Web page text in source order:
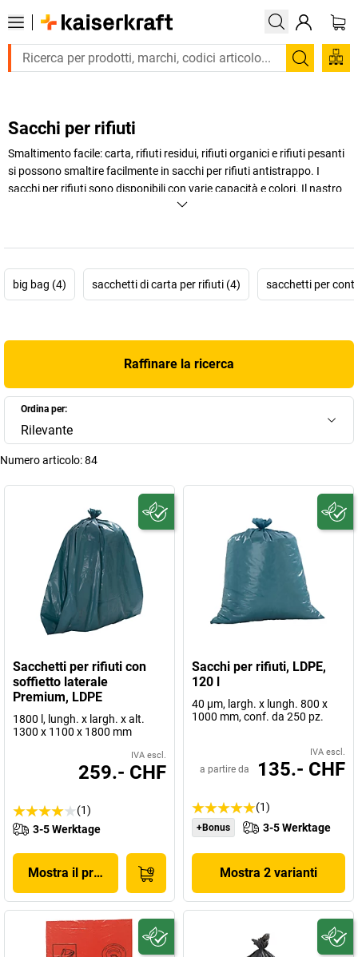
Trova
Sacchi per rifiuti
Smaltimento facile: carta, rifiuti residui, rifiuti organici e rifiuti pesanti
si possono smaltire facilmente in sacchi per rifiuti antistrappo. I
sacchi per rifiuti sono disponibili con varie capacità e colori. Il nastro
di chiusura e il supporto per sacchi rendono il sacco per rifiuti ancora
+Visualizza di più
big bag (4)
sacchetti di carta per rifiuti (4) sacchetti per
Raffinare la ricerca
Ordina per:
Rilevante
Numero articolo:84
Sacchetti per rifiuti con
soffietto laterale
Premium, LDPE
1800 l, lungh. x largh. x alt.
1300 x 1100 x 1800 mm
IVA escl.
259.- CHF
(1)
3-5 Werktage
Mostra il prodotto
Sacchi per rifiuti, LDPE,
120 l
40 µm, largh. x lungh. 800 x
1000 mm, conf. da 250 pz.
IVA escl.
a partire da 135.- CHF
(1)
+Bonus 3-5 Werktage
Mostra 2 varianti